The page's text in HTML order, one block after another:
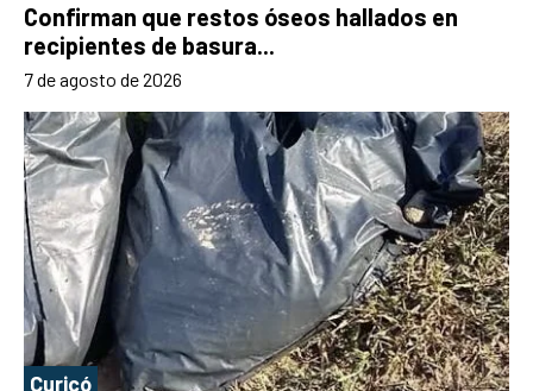
Confirman que restos óseos hallados en
recipientes de basura...
7 de agosto de 2026
Curicó